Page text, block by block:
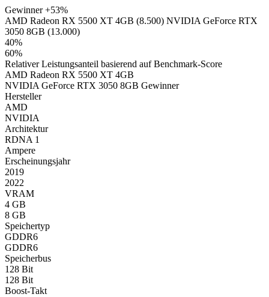
Gewinner+53%
AMD Radeon RX 5500 XT 4GB (8.500) NVIDIA GeForce RTX
3050 8GB (13.000)
40%
60%
Relativer Leistungsanteil basierend auf Benchmark-Score
AMD Radeon RX 5500 XT 4GB
NVIDIA GeForce RTX 3050 8GB Gewinner
Hersteller
AMD
NVIDIA
Architektur
RDNA 1
Ampere
Erscheinungsjahr
2019
2022
VRAM
4 GB
8 GB
Speichertyp
GDDR6
GDDR6
Speicherbus
128 Bit
128 Bit
Boost-Takt